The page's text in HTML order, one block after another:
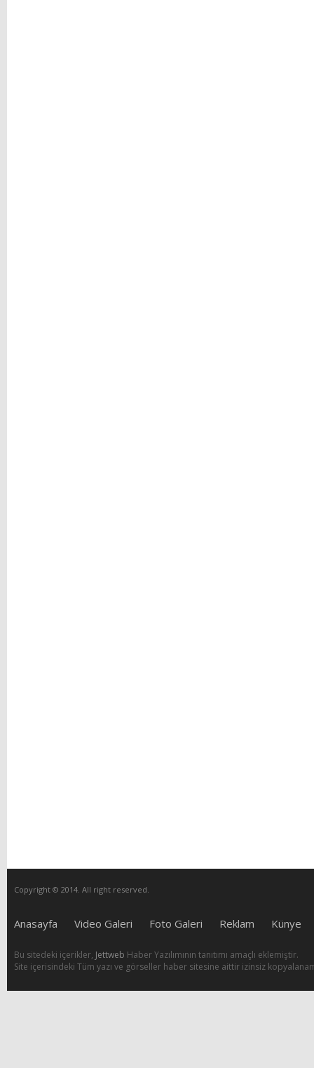
Copyright © 2014. All right reserved.
Anasayfa Video Galeri Foto Galeri Reklam Künye
Bu sitedeki içerikler, Jettweb Haber Yazılımının tanıtımı amaçlı eklemiştir.
Site içerisindeki Tüm yazı ve görseller haber sitesine aittir izinsiz